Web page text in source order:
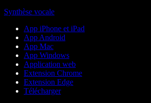
Synthèse vocale
App iPhone et iPad
App Android
App Mac
App Windows
Application web
Extension Chrome
Extension Edge
Télécharger